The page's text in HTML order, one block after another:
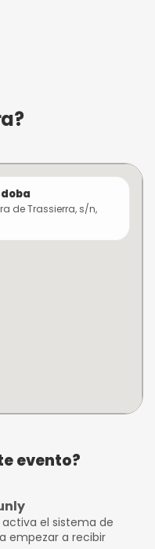
de Trassierra, s/n,
evento?
el sistema de
empezar a recibir